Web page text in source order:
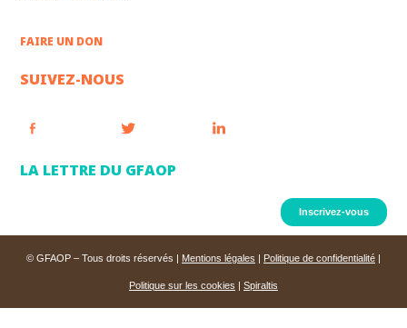
FAIRE UN DON
SUIVEZ-NOUS
LA LETTRE DU GFAOP
Inscrivez-vous
© GFAOP – Tous droits réservés | Mentions légales Politique de confidentialité
Politique sur les cookies Spiraltis